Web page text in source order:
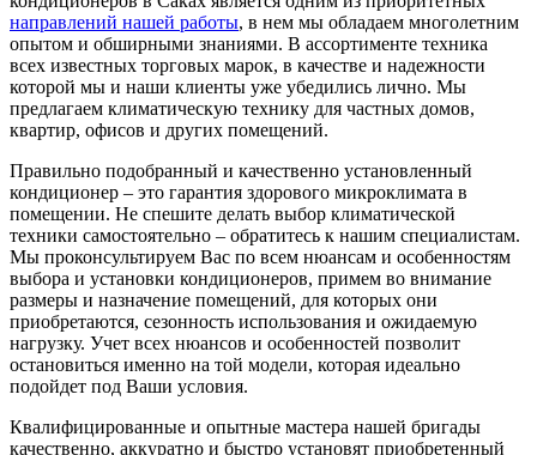
направлений нашей работы, в нем мы обладаем многолетним
опытом и обширными знаниями. В ассортименте техника
всех известных торговых марок, в качестве и надежности
которой мы и наши клиенты уже убедились лично. Мы
предлагаем климатическую технику для частных домов,
квартир, офисов и других помещений.
Правильно подобранный и качественно установленный
кондиционер – это гарантия здорового микроклимата в
помещении. Не спешите делать выбор климатической
техники самостоятельно – обратитесь к нашим специалистам.
Мы проконсультируем Вас по всем нюансам и особенностям
выбора и установки кондиционеров, примем во внимание
размеры и назначение помещений, для которых они
приобретаются, сезонность использования и ожидаемую
нагрузку. Учет всех нюансов и особенностей позволит
остановиться именно на той модели, которая идеально
подойдет под Ваши условия.
Квалифицированные и опытные мастера нашей бригады
качественно, аккуратно и быстро установят приобретенный